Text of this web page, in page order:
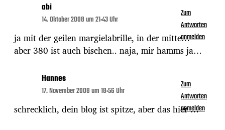
abi
14. Oktober 2008 um 21:43 Uhr
ja mit der geilen margielabrille, in der mitte…
aber 380 ist auch bischen.. naja, mir hamms ja…
Zum
Antworten
anmelden
Hannes
17. November 2008 um 18:56 Uhr
schrecklich, dein blog ist spitze, aber das hier …
Zum
Antworten
anmelden